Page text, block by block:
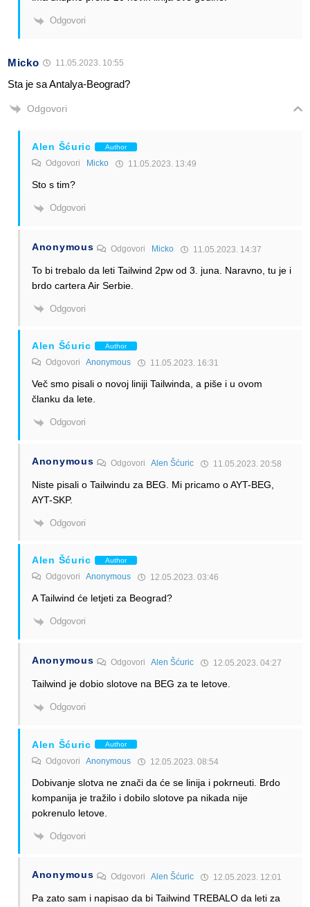
Odgovori
Micko 11.05.2023. 10:55
Sta je sa Antalya-Beograd?
Odgovori
Alen Šćuric Author
Odgovori Micko 11.05.2023. 13:49
Sto s tim?
Odgovori
Anonymous Odgovori Micko 11.05.2023. 14:37
To bi trebalo da leti Tailwind 2pw od 3. juna. Naravno, tu je i
brdo cartera Air Serbie.
Odgovori
Alen Šćuric Author
Odgovori Anonymous 11.05.2023. 16:31
Več smo pisali o novoj liniji Tailwinda, a piše i u ovom
članku da lete.
Odgovori
Anonymous OdgovoriAlen Šćuric 11.05.2023. 20:58
Niste pisali o Tailwindu za BEG. Mi pricamo o AYT-BEG,
AYT-SKP.
Odgovori
Alen Šćuric Author
Odgovori Anonymous 12.05.2023. 03:46
A Tailwind će letjeti za Beograd?
Odgovori
Anonymous OdgovoriAlen Šćuric 12.05.2023. 04:27
Tailwind je dobio slotove na BEG za te letove.
Odgovori
Alen Šćuric Author
Odgovori Anonymous 12.05.2023. 08:54
Dobivanje slotva ne znači da će se linija i pokrneuti. Brdo
kompanija je tražilo i dobilo slotove pa nikada nije
pokrenulo letove.
Odgovori
Anonymous OdgovoriAlen Šćuric 12.05.2023. 12:01
Pa zato sam i napisao da bi Tailwind TREBALO da leti za